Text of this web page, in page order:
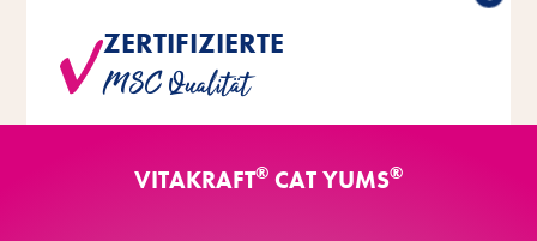
ZERTIFIZIERTE
MSC Qualität
Bei allen Fischsorten wird ausschließlich Fisch in MSC
Qualität aus nachhaltiger Fischerei eingesetzt.
VITAKRAFT® CAT YUMS®